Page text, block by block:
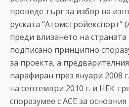
проведе търг за избор на
руската “Атомстройекспорт“
преди влизането на
подписано принципно
за проекта, а
парафиран през януари 2008
на септември 2010 г. и НЕК
споразумее с АСЕ за